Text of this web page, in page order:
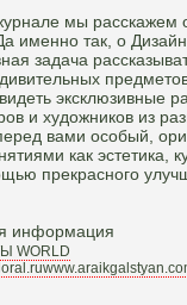
мы расскажем
именно так, о
задача
эксклюзивные
и художников из
вами особый,
как эстетика,
прекрасного
информация
WORLD